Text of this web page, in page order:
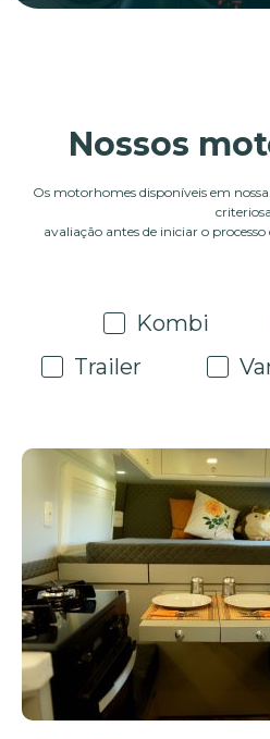
Nossos
Os motorhomes disponíveis em
criteriosa
avaliação antes de iniciar o
Kombi
Trailer